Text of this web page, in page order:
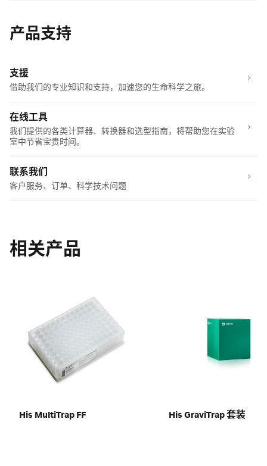
产品支持
支援
借助我们的专业知识和支持，加速您的生命科学之旅。
在线工具
我们提供的各类计算器、转换器和选型指南，将帮助您在实验
室中节省宝贵时间。
联系我们
客户服务、订单、科学技术问题
相关产品
His MultiTrap FF His GraviTrap 套装